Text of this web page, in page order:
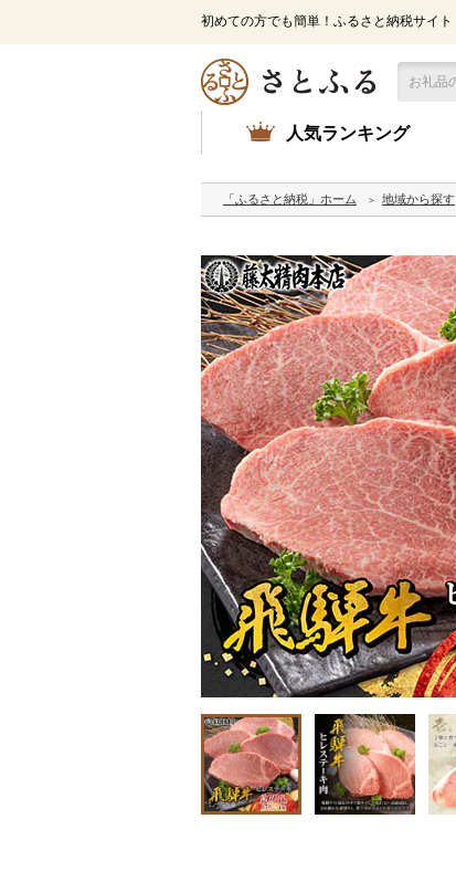
初めての方でも簡単！ふるさと納税サイト
人気ランキング
「ふるさと納税」ホーム 地域から探す